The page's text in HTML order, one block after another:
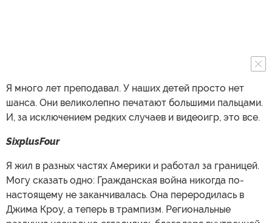
Я много лет преподавал. У наших детей просто нет
шанса. Они великолепно печатают большими пальцами.
И, за исключением редких случаев и видеоигр, это все.
SixplusFour
Я жил в разных частях Америки и работал за границей.
Могу сказать одно: Гражданская война никогда по-
настоящему не заканчивалась. Она переродилась в
Джима Кроу, а теперь в трампизм. Региональные